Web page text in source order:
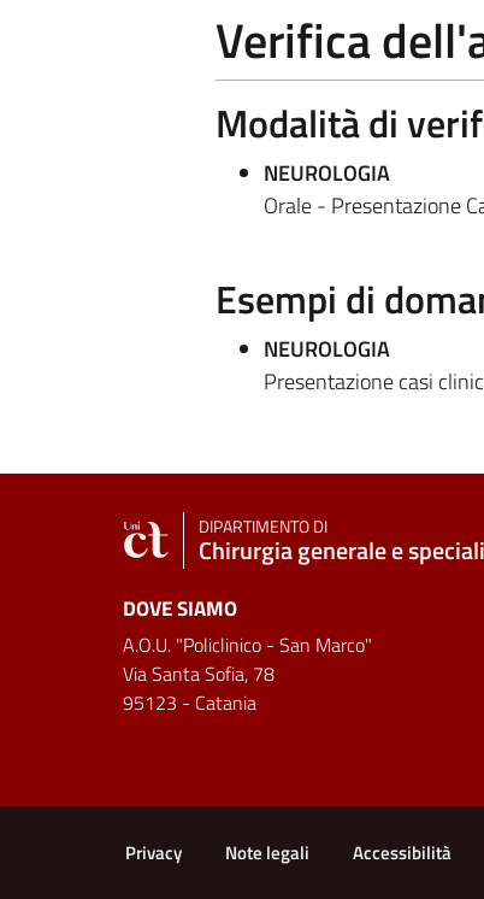
Verifica
Modalità di
NEUROLOGIA
Orale - Presentazione
Esempi di
NEUROLOGIA
Presentazione casi
DIPARTIMENTO DI
Chirurgia generale e
DOVE SIAMO
A.O.U. "Policlinico - San Marco"
Via Santa Sofia, 78
95123 - Catania
Privacy Note legali Accessibilità